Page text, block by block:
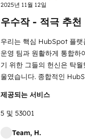
2025년 11월 12일
우수작 - 적극 추천
우리는 핵심 HubSpot 플
운영 팀과 원활하게 통합
기 위한 그들의 헌신은 탁
울였습니다. 종합적인
제공되는 서비스
5 및 53001
Team, H.